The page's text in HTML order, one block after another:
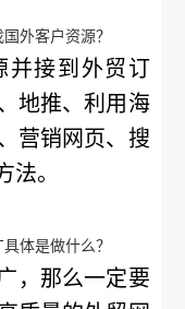
外客户资源？
并接到外贸订
地推、利用海
营销网页、搜
。
体是做什么？
，那么一定要